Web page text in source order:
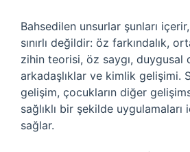
Bahsedilen unsurlar şunları
sınırlı değildir: öz farkındalık,
zihin teorisi, öz saygı, duygusal
arkadaşlıklar ve kimlik gelişimi.
gelişim, çocukların diğer
sağlıklı bir şekilde
sağlar.